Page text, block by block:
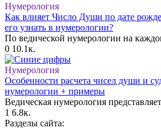
Нумерология
Как влияет Число Души по дате
его узнать в нумерологии?
По ведической нумерологии на
0 10.1к.
Нумерология
Особенности расчета чисел души и
нумерологии + примеры
Ведическая нумерология
1 6.8к.
Разделы сайта: